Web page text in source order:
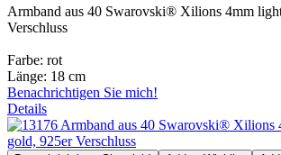
Armband aus 40 Swarovski® Xilions 4mm
Verschluss
Farbe: rot
Länge: 18 cm
Benachrichtigen Sie mich!
Details